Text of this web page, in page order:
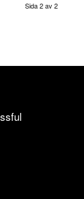
Sida 2 av 2